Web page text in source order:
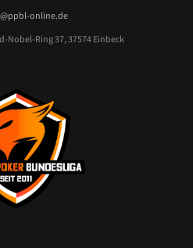
online.de
Nobel-Ring 37, 37574 Einbeck